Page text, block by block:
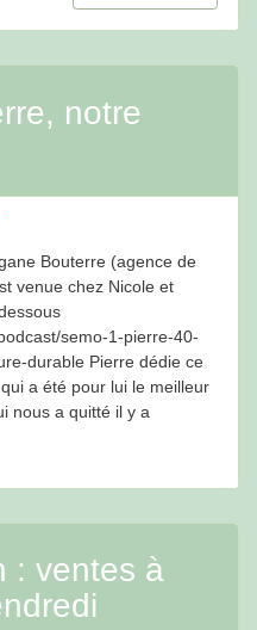
notre
Bouterre (agence de
venue chez Nicole et
semo-1-pierre-40-
durable Pierre dédie ce
a été pour lui le meilleur
nous a quitté il y a
: ventes à